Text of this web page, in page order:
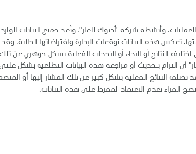
وأنشطة شركة "أدنوك للغاز". وتُعد جميع البيانات
تعكس هذه البيانات توقعات الإدارة وافتراضاتها الحالية،
النتائج أو الأداء أو الأحداث الفعلية بشكل جوهري عن تلك
أي التزام بتحديث أو مراجعة هذه البيانات التطلعية بشكل
النتائج الفعلية بشكل كبير عن تلك المشار إليها أو
القراء بعدم الاعتماد المفرط على هذه البيانات.